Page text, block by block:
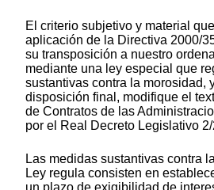
El criterio subjetivo y material
aplicación de la Directiva 2000/
su transposición a nuestro
mediante una ley especial que
sustantivas contra la morosidad,
disposición final, modifique el
de Contratos de las
por el Real Decreto Legislativo
Las medidas sustantivas contra
Ley regula consisten en
un plazo de exigibilidad de